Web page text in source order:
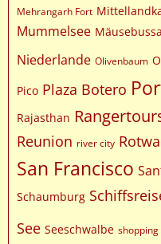
Mehrangarh Fort
Mummelsee
Niederlande Olivenbaum
Pico Plaza Botero
Rajasthan
Reunion river city
San Francisco
Schaumburg
See Seeschwalbe shopping